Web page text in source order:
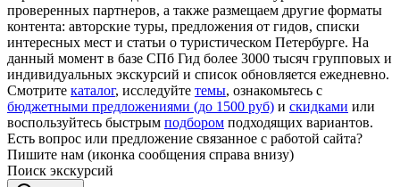
проверенных партнеров, а также размещаем другие форматы
контента: авторские туры, предложения от гидов, списки
интересных мест и статьи о туристическом Петербурге. На
данный момент в базе СПб Гид более 3000 тысяч групповых и
индивидуальных экскурсий и список обновляется ежедневно.
Смотрите каталог, исследуйте темы, ознакомьтесь с
бюджетными предложениями (до 1500 руб) и скидками или
воспользуйтесь быстрым подбором подходящих вариантов.
Есть вопрос или предложение связанное с работой сайта?
Пишите нам (иконка сообщения справа внизу)
Поиск экскурсий